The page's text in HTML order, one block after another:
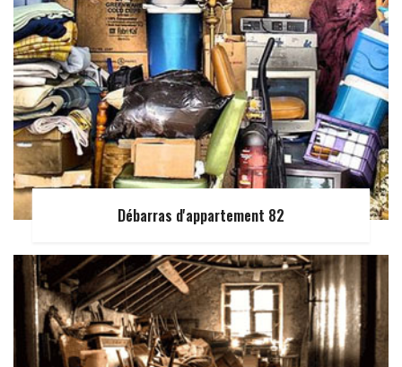
Débarras d'appartement 82